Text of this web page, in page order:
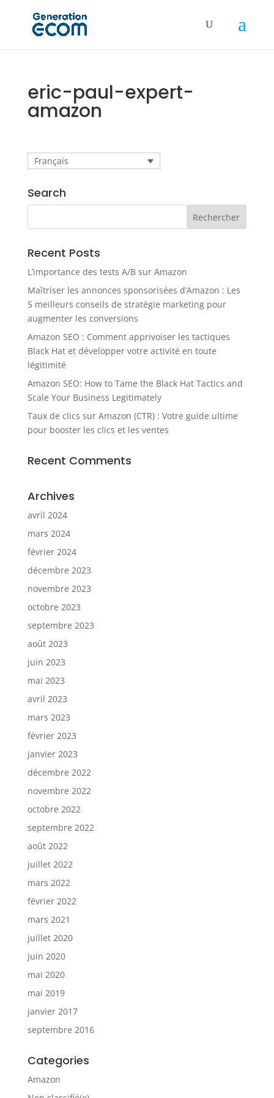
eric-paul-expert-
amazon
Français
Search
Recent Posts
L’importance des tests A/B sur Amazon
Maîtriser les annonces sponsorisées d’Amazon : Les
5 meilleurs conseils de stratégie marketing pour
augmenter les conversions
Amazon SEO : Comment apprivoiser les tactiques
Black Hat et développer votre activité en toute
légitimité
Amazon SEO: How to Tame the Black Hat Tactics and
Scale Your Business Legitimately
Taux de clics sur Amazon (CTR) : Votre guide ultime
pour booster les clics et les ventes
Recent Comments
Archives
avril 2024
mars 2024
février 2024
décembre 2023
novembre 2023
octobre 2023
septembre 2023
août 2023
juin 2023
mai 2023
avril 2023
mars 2023
février 2023
janvier 2023
décembre 2022
novembre 2022
octobre 2022
septembre 2022
août 2022
juillet 2022
mars 2022
février 2022
mars 2021
juillet 2020
juin 2020
mai 2020
mai 2019
janvier 2017
septembre 2016
Categories
Amazon